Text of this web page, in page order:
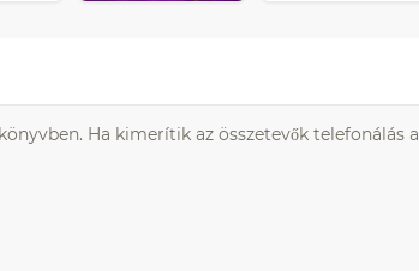
Ha kimerítik az összetevők telefonálás a